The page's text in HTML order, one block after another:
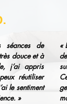
«
séances de
douce et à
j’ai appris
réutiliser
le sentiment
»